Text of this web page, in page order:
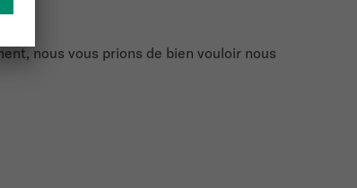
nous vous prions de bien vouloir nous